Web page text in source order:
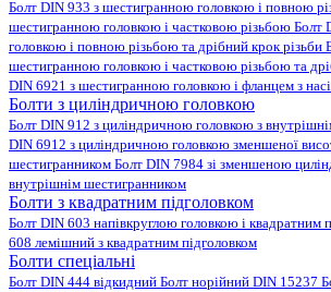
Болт DIN 933 з шестигранною головкою і повною
шестигранною головкою і частковою різьбою Болт
головкою і повною різьбою та дрібний крок різьби
шестигранною головкою і частковою різьбою та
DIN 6921 з шестигранною головкою і фланцем з
Болти з циліндричною головкою
Болт DIN 912 з циліндричною головкою з
DIN 6912 з циліндричною головкою зменшеної
шестигранником Болт DIN 7984 зі зменшеною
внутрішнім шестигранником
Болти з квадратним підголовком
Болт DIN 603 напівкруглою головкою і квадратним
608 лемішний з квадратним підголовком
Болти спеціальні
Болт DIN 444 відкидний Болт норійний DIN 15237